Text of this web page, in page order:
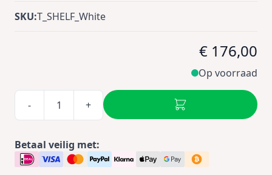
SKU:T_SHELF_White
€ 176,00
Op voorraad
- +
Betaal veilig met: